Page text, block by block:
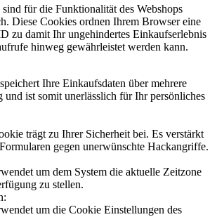
für die Funktionalität des Webshops
Diese Cookies ordnen Ihrem Browser eine
zu damit Ihr ungehindertes Einkaufserlebnis
hinweg gewährleistet werden kann.
Ihre Einkaufsdaten über mehrere
und ist somit unerlässlich für Ihr persönliches
trägt zu Ihrer Sicherheit bei. Es verstärkt
gegen unerwünschte Hackangriffe.
um dem System die aktuelle Zeitzone
zu stellen.
um die Cookie Einstellungen des